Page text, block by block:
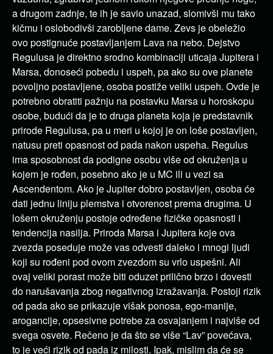
a drugom zadnje, te ih je savio unazad, slomivši mu tako
kičmu i oslobodivši zarobljene dame. Zevs je obeležio
ovo postignuće postavljanjem Lava na nebo. Dejstvo
Regulusa je direktno srodno kombinaciji uticaja Jupitera i
Marsa, donoseći pobedu i uspeh, pa ako su ove planete
povoljno postavljene, osoba postiže veliki uspeh. Ovde je
potrebno obratiti pažnju na postavku Marsa u horoskopu
osobe, budući da je to druga planeta koja je predstavnik
prirode Regulusa, pa u meri u kojoj je on loše postavljen,
natusu preti opasnost od pada nakon uspeha. Regulus
ima sposobnost da podigne osobu više od okruženja u
kojem je rođen, posebno ako je u MC ili u vezi sa
Ascendentom. Ako je Jupiter dobro postavljen, osoba će
dati jednu liniju plemstva i otvorenost prema drugima. U
lošem okruženju postoje određene fizičke opasnosti i
tendencija nasilja. Priroda Marsa i Jupitera koje ova
zvezda poseduje može vas odvesti daleko i mnogi ljudi
koji su rođeni pod ovom zvezdom su vrlo uspešni. Ali
ovaj veliki porast može biti oduzet prilično brzo i dovesti
do narušavanja zbog negativnog izražavanja. Postoji rizik
od pada ako se prikazuje višak ponosa, ego-manije,
arogancije, opsesivne potrebe za osvajanjem i najviše od
svega osvete. Rečeno je da što se više “Lav” povećava,
to je veći rizik od pada iz milosti. Ipak, mislim da će se